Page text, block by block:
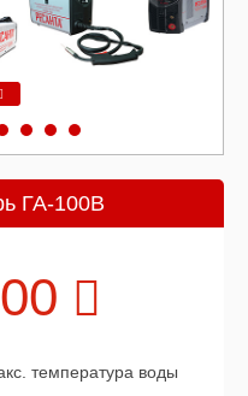
ГА-100В
температура воды